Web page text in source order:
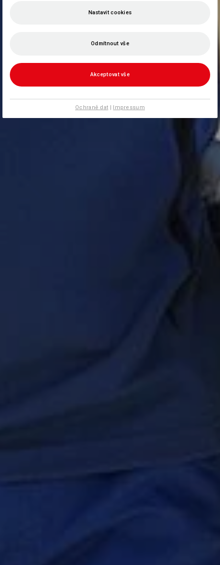
Nastavit cookies
Odmítnout vše
Akceptovat vše
Ochraně dat | Impressum